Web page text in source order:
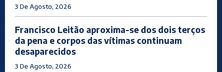
3 De Agosto, 2026
Francisco Leitão aproxima-se dos dois terços
da pena e corpos das vítimas continuam
desaparecidos
3 De Agosto, 2026